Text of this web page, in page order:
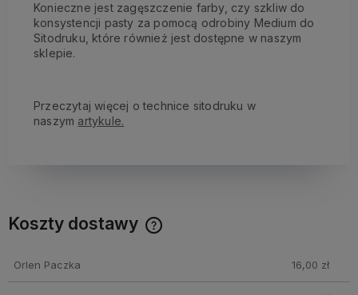
Konieczne jest zagęszczenie farby, czy szkliw do
konsystencji pasty za pomocą odrobiny Medium do
Sitodruku, które również jest dostępne w naszym
sklepie.
Przeczytaj więcej o technice sitodruku w
naszym artykule.
Koszty dostawy
Orlen Paczka 16,00 zł